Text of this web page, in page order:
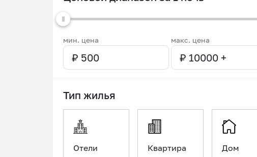
мин. цена макс. цена
Тип жилья
Отели Квартира Дом